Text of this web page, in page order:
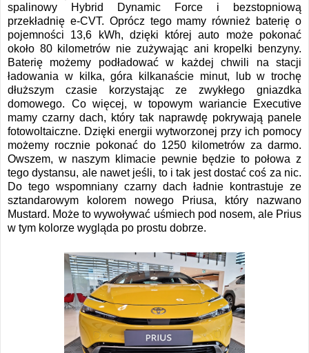
spalinowy Hybrid Dynamic Force i bezstopniową
przekładnię e-CVT. Oprócz tego mamy również baterię o
pojemności 13,6 kWh, dzięki której auto może pokonać
około 80 kilometrów nie zużywając ani kropelki benzyny.
Baterię możemy podładować w każdej chwili na stacji
ładowania w kilka, góra kilkanaście minut, lub w trochę
dłuższym czasie korzystając ze zwykłego gniazdka
domowego. Co więcej, w topowym wariancie Executive
mamy czarny dach, który tak naprawdę pokrywają panele
fotowoltaiczne. Dzięki energii wytworzonej przy ich pomocy
możemy rocznie pokonać do 1250 kilometrów za darmo.
Owszem, w naszym klimacie pewnie będzie to połowa z
tego dystansu, ale nawet jeśli, to i tak jest dostać coś za nic.
Do tego wspomniany czarny dach ładnie kontrastuje ze
sztandarowym kolorem nowego Priusa, który nazwano
Mustard. Może to wywoływać uśmiech pod nosem, ale Prius
w tym kolorze wygląda po prostu dobrze.